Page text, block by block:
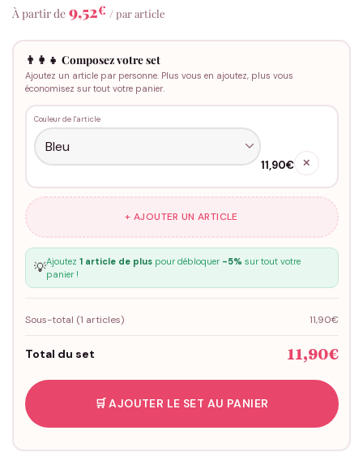
À partir de 9,52€ / par article
👨‍👩‍👧 Composez votre set
Ajoutez un article par personne. Plus vous en ajoutez, plus vous
économisez sur tout votre panier.
Couleur de l'article
11,90€ ✕
+ AJOUTER UN ARTICLE
💡Ajoutez 1 article de pluspour débloquer -5% sur tout votre
panier !
Sous-total (1 articles) 11,90€
Total du set 11,90€
🛒 AJOUTER LE SET AU PANIER